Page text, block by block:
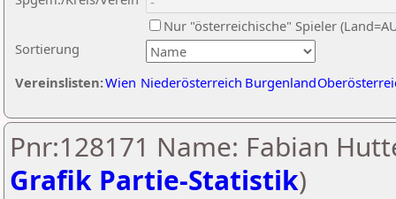
Sortierung
Nur "österreichische" Spieler
Vereinslisten:Wien Niederösterreich Burgenland
Pnr:128171 Name: Fabian
Grafik Partie-Statistik)